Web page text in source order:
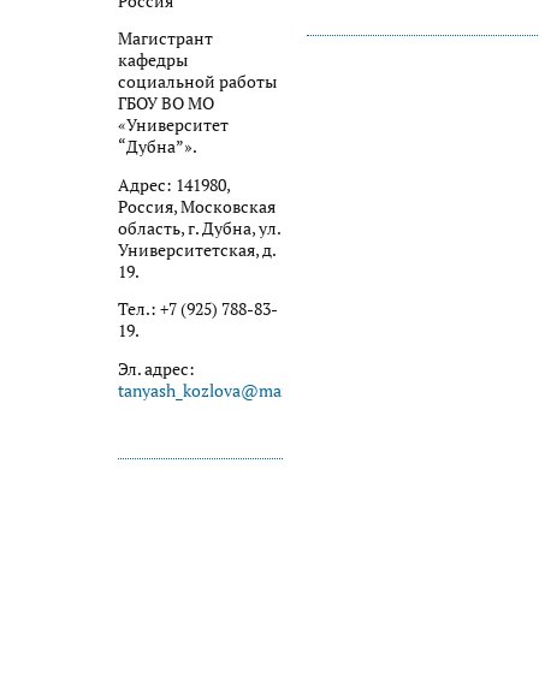
Магистрант
кафедры
социальной работы
ГБОУ ВО МО
«Университет
“Дубна”».
Адрес: 141980,
Россия, Московская
область, г. Дубна, ул.
Университетская, д.
19.
Тел.: +7 (925) 788-83-
19.
Эл. адрес:
tanyash_kozlova@mail.ru